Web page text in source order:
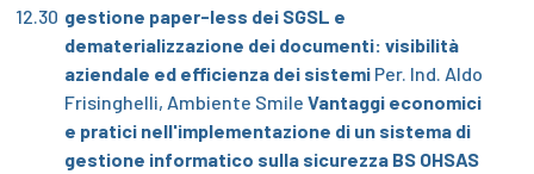
12.30 gestione paper-less dei SGSL e
dematerializzazione dei documenti: visibilità
aziendale ed efficienza dei sistemi Per. Ind. Aldo
Frisinghelli, Ambiente Smile Vantaggi economici
e pratici nell'implementazione di un sistema di
gestione informatico sulla sicurezza BS OHSAS